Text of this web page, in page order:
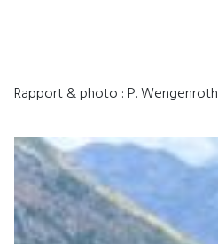
Rapport & photo : P. Wengenroth